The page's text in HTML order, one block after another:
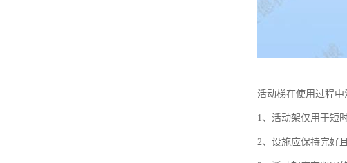
活动梯在使用过程中
1、活动架仅用于短
2、设施应保持完好